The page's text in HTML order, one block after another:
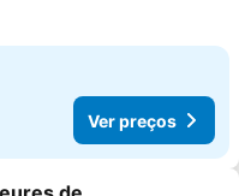
Ver preços